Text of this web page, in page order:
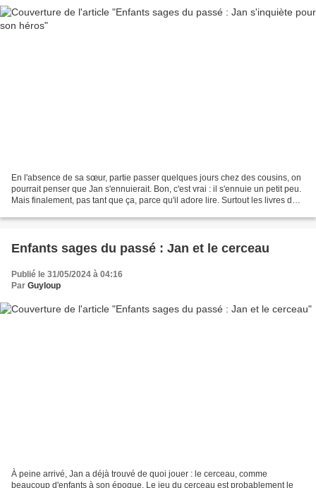
En l'absence de sa sœur, partie passer quelques jours chez des cousins, on
pourrait penser que Jan s'ennuierait. Bon, c'est vrai : il s'ennuie un petit peu.
Mais finalement, pas tant que ça, parce qu'il adore lire. Surtout les livres de
Enfants sages du passé : Jan et le cerceau
Publié le 31/05/2024 à 04:16
Par Guyloup
À peine arrivé, Jan a déjà trouvé de quoi jouer : le cerceau, comme
beaucoup d'enfants à son époque. Le jeu du cerceau est probablement le